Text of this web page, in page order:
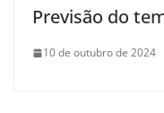
Previsão do
10 de outubro de 2024